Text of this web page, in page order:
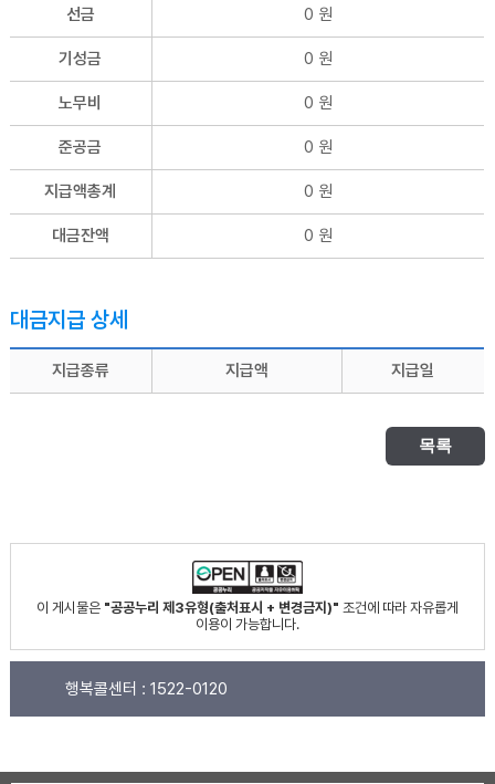
선금 0 원
기성금 0 원
노무비 0 원
준공금 0 원
지급액총계 0 원
대금잔액 0 원
대금지급 상세
지급종류 지급액 지급일
목록
이 게시물은 "공공누리 제3유형(출처표시 + 변경금지)" 조건에 따라 자유롭게
이용이 가능합니다.
행복콜센터 : 1522-0120